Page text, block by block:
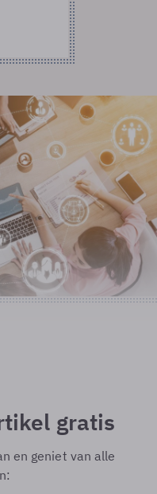
gratis
en geniet van alle